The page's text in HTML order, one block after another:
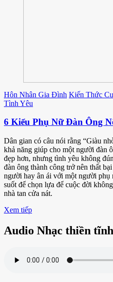
Hôn Nhân Gia Đình Kiến Thức
Tình Yêu
6 Kiểu Phụ Nữ Đàn Ông
Dân gian có câu nói rằng “Giàu
khả năng giúp cho một người đàn
đẹp hơn, nhưng tình yêu không
đàn ông thành công trở nên thất
người hay ân ái với một người phụ
suốt để chọn lựa để cuộc đời
nhà tan cửa nát.
Xem tiếp
Audio Nhạc thiền